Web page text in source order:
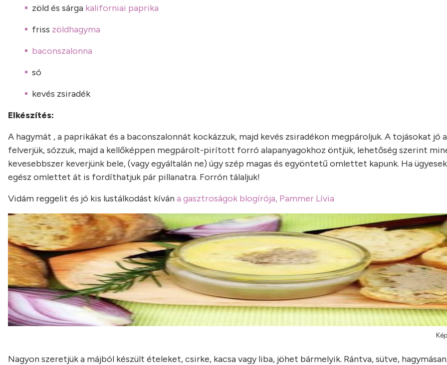
zöld és sárga kaliforniai paprika
friss zöldhagyma
baconszalonna
só
kevés zsiradék
Elkészítés:
A hagymát , a paprikákat és a baconszalonnát kockázzuk, majd kevés zsiradékon megpároljuk. A tojásokat jó
felverjük, sózzuk, majd a kellőképpen megpárolt-pirított forró alapanyagokhoz öntjük, lehetőség szerint
kevesebbszer keverjünk bele, (vagy egyáltalán ne) úgy szép magas és egyöntetű omlettet kapunk. Ha
egész omlettet át is fordíthatjuk pár pillanatra. Forrón tálaljuk!
Vidám reggelit és jó kis lustálkodást kívána gasztroságok blogírója, Pammer Lívia
Nagyon szeretjük a májból készült ételeket, csirke, kacsa vagy liba, jöhet bármelyik. Rántva, sütve, hagymásan.